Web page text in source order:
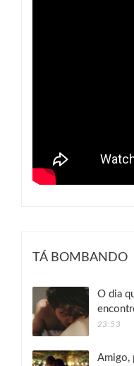
TÁ BOMBANDO
O dia
23:53
Amigo,